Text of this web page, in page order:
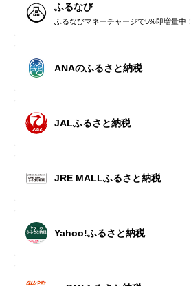
ふるなび
ふるなびマネーチャージで5%即増量中！
ANAのふるさと納税
JALふるさと納税
JRE MALLふるさと納税
Yahoo!ふるさと納税